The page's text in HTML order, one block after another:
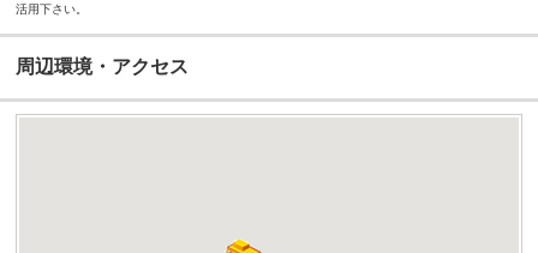
活用下さい。
周辺環境・アクセス